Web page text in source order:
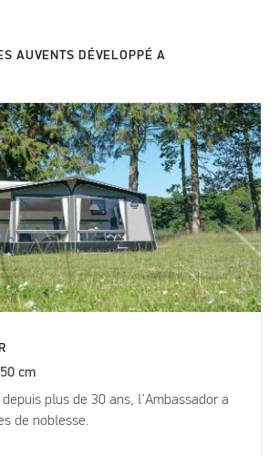
AUVENTS DÉVELOPPÉ A
cm
plus de 30 ans, l’Ambassador a
de noblesse.